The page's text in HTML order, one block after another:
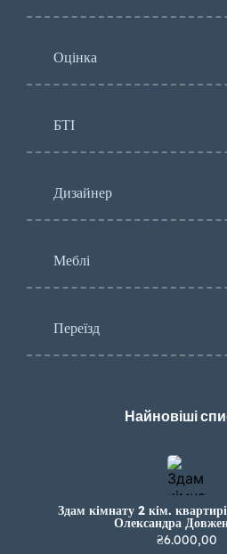
Оцінка
БТІ
Дизайнер
Меблі
Переїзд
Найновіші
Здам кімнату 2 кім.
Олександра
₴6.000,00